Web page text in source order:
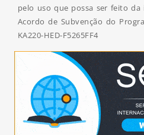
pelo uso que possa ser feito
Acordo de Subvenção do
KA220-HED-F5265FF4